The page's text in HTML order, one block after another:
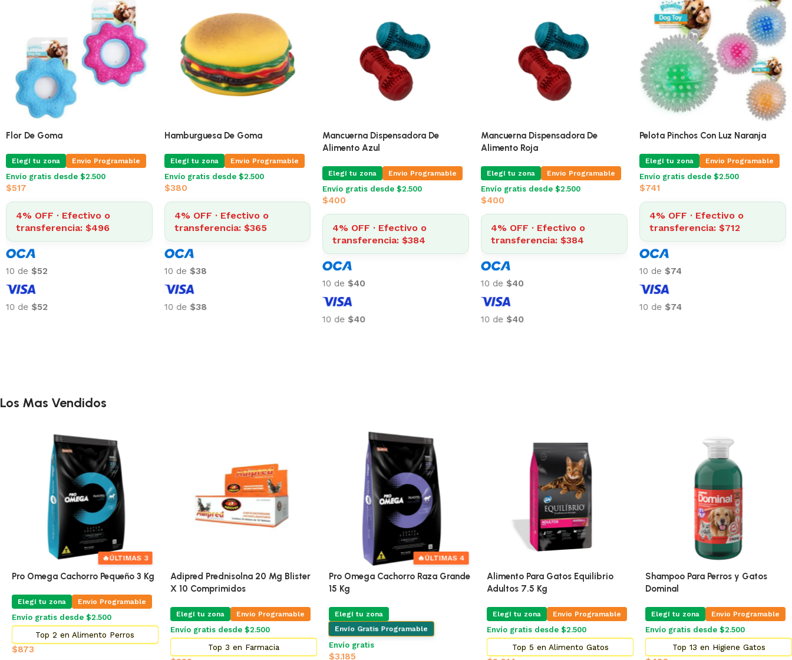
Monstruo De Goma Amarillo
Elegí tu zona Envio Programable
Envío gratis desde $2.500
$242
4% OFF · Efectivo o
transferencia: $232
10 de $24
10 de $24
Flor De Goma
Elegí tu zona Envio Programable
Envío gratis desde $2.500
$517
4% OFF · Efectivo o
transferencia: $496
10 de $52
10 de $52
Hamburguesa De Goma
Envío gratis desde $2.500
$380
4% OFF · Efectivo o
transferencia: $365
10 de$38
10 de$38
Mancuerna Dispensadora De
Alimento Azul
Elegí tu zona Envio Programable
Envío gratis desde $2.500
$400
4% OFF · Efectivo o
transferencia: $384
10 de $40
10 de $40
Mancuerna Dispensadora De
Elegí tu zona Envio Programable
Envío gratis desde $2.500
$400
4% OFF · Efectivo o
transferencia: $384
10 de$40
Los Mas Vendidos
🔥ÚLTIMAS 3
Pro Omega Cachorro Pequeño 3 Kg
Elegí tu zona Envio Programable
Envío gratis desde $2.500
Top 2 en Alimento Perros
873
Adipred Prednisolna 20 Mg Blister
X 10 Comprimidos
Elegí tu zona Envio Programable
Envío gratis desde $2.500
Top 3 en Farmacia
🔥ÚLTIMAS 4
Pro Omega Cachorro Raza Grande
15 Kg
Elegí tu zona
Envío Gratis Programable
Envío gratis
3.185
Alimento Para Gatos Equilibrio
Adultos 7.5 Kg
Elegí tu zona Envio Programable
Envío gratis desde $2.500
Top 5 en Alimento Gatos
Shampoo Para Perros y Gatos
Dominal
Elegí tu zona Envio Programable
Envío gratis desde $2.500
Top 13 en Higiene Gatos